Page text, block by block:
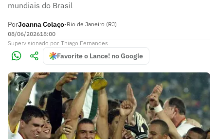
mundiais do Brasil
PorJoanna Colaço•Rio de Janeiro (RJ)
08/06/202618:00
Supervisionado por Thiago Fernandes
Favorite o Lance! no Google